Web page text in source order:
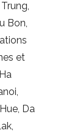
Bon,
et
Da